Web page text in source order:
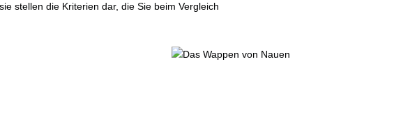
stellen die Kriterien dar, die Sie beim Vergleich